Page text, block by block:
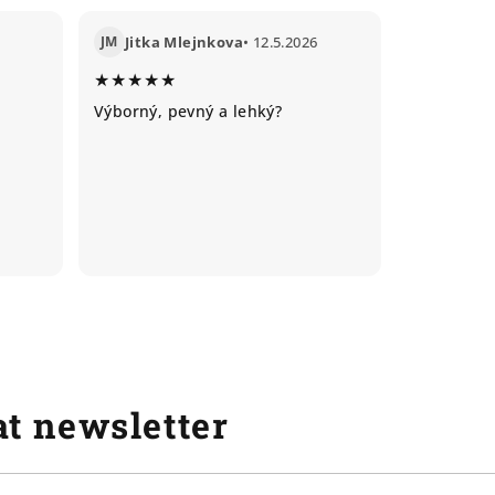
JM Jitka Mlejnkova• 12.5.2026
★★★★★
Výborný, pevný a lehký?
newsletter